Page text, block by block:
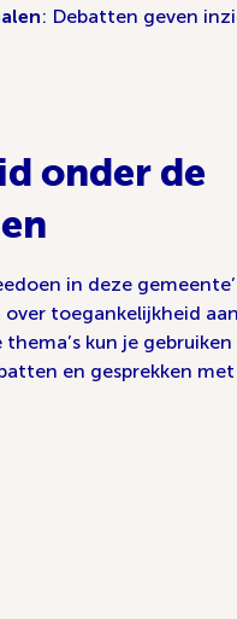
: Debatten geven
onder de
in deze
toegankelijkheid
kun je
en gesprekken